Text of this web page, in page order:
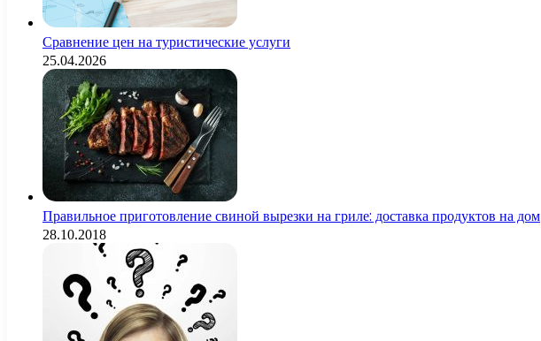
Сравнение цен на туристические услуги
25.04.2026
Правильное приготовление свиной вырезки на гриле: доставка продуктов на дом
28.10.2018